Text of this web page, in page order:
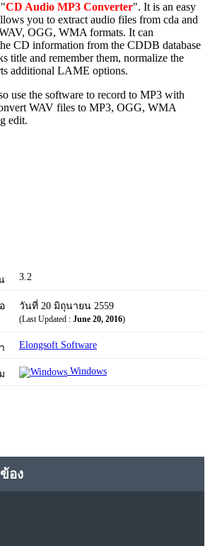
CD Audio MP3 Converter". It is an easy
you to extract audio files from cda and
OGG, WMA formats. It can
CD information from the CDDB database
title and remember them, normalize the
additional LAME options.
use the software to record to MP3 with
WAV files to MP3, OGG, WMA
edit.
3.2
วันที่ 20 มิถุนายน 2559
(Last Updated : June 20, 2016)
Elongsoft Software
Windows
อง